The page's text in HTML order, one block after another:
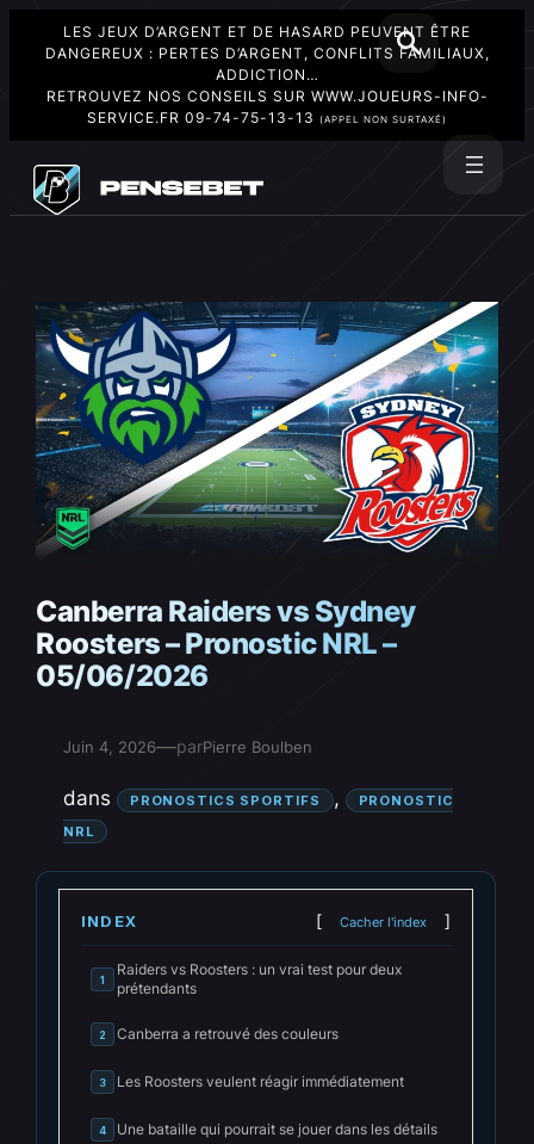
LES JEUX D’ARGENT ET DE HASARD PEUVENT ÊTRE
DANGEREUX : PERTES D’ARGENT, CONFLITS FAMILIAUX,
ADDICTION…
RETROUVEZ NOS CONSEILS SUR WWW.JOUEURS-INFO-
SERVICE.FR 09-74-75-13-13 (APPEL NON SURTAXÉ)
contenu
Canberra Raiders vs Sydney
Roosters – Pronostic NRL –
05/06/2026
Juin 4, 2026—parPierre Boulben
dans PRONOSTICS SPORTIFS ,
PRONOSTIC
NRL
INDEX Cacher l'index
1
Raiders vs Roosters : un vrai test pour deux
prétendants
2 Canberra a retrouvé des couleurs
3 Les Roosters veulent réagir immédiatement
4 Une bataille qui pourrait se jouer dans les détails